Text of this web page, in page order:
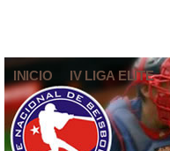
INICIO IV LIGA ELITE